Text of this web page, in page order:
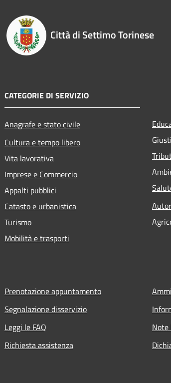
Città di Settimo Torinese
CATEGORIE DI SERVIZIO
Anagrafe e stato civile
Cultura e tempo libero
Vita lavorativa
Imprese e Commercio
Appalti pubblici
Catasto e urbanistica
Turismo
Mobilità e trasporti
Prenotazione appuntamento
Segnalazione disservizio
Leggi le FAQ
Richiesta assistenza
Note